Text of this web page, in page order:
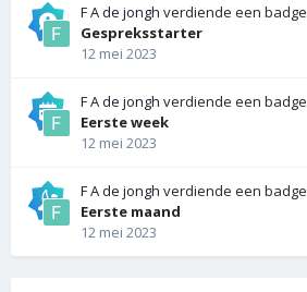
F A de jongh verdiende een badge
Gespreksstarter
12 mei 2023
F A de jongh verdiende een badge
Eerste week
12 mei 2023
F A de jongh verdiende een badge
Eerste maand
12 mei 2023